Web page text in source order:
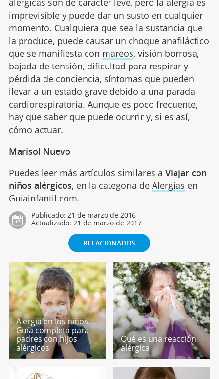
alérgicas son de carácter leve, pero la alergia es
imprevisible y puede dar un susto en cualquier
momento. Cualquiera que sea la sustancia que
la produce, puede causar un choque anafiláctico
que se manifiesta con mareos, visión borrosa,
bajada de tensión, dificultad para respirar y
pérdida de conciencia, síntomas que pueden
llevar a un estado grave debido a una parada
cardiorespiratoria. Aunque es poco frecuente,
hay que saber que puede ocurrir y, si es así,
cómo actuar.
Marisol Nuevo
Puedes leer más artículos similares a Viajar con
niños alérgicos, en la categoría de Alergias en
Guiainfantil.com.
Publicado: 21 de marzo de 2016
Actualizado: 21 de marzo de 2017
RELACIONADOS
Alergia en los niños.
Guía completa para
padres con hijos
alérgicos
Qué es una reacción
alérgica